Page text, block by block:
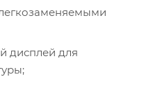
дисплей для